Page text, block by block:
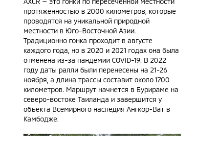
протяженностью в 2000 километров, которые
проводятся на уникальной природной
местности в Юго-Восточной Азии.
Традиционно гонка проходит в августе
каждого года, но в 2020 и 2021 годах она была
отменена из-за пандемии COVID-19. В 2022
году даты ралли были перенесены на 21-26
ноября, а длина трассы составит около 1700
километров. Маршрут начнется в Бурираме на
северо-востоке Таиланда и завершится у
объекта Всемирного наследия Ангкор-Ват в
Камбодже.